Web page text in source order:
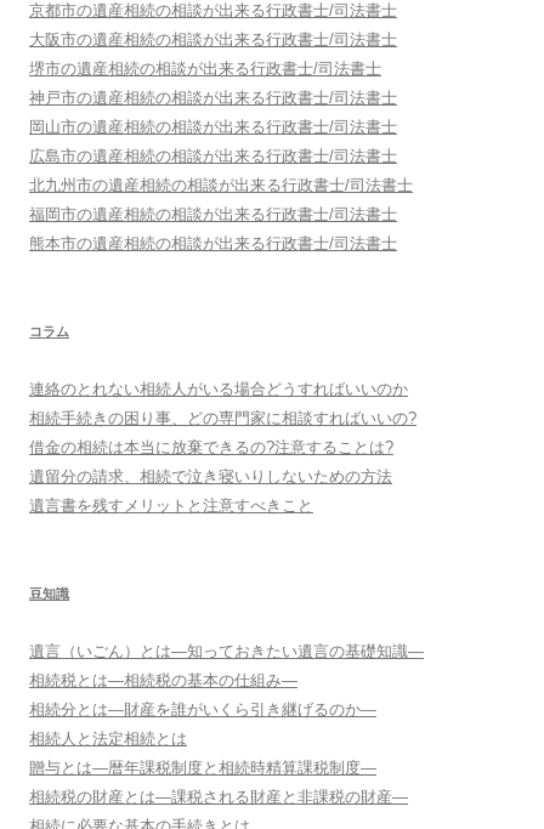
京都市の遺産相続の相談が出来る行政書士/司法書士
大阪市の遺産相続の相談が出来る行政書士/司法書士
堺市の遺産相続の相談が出来る行政書士/司法書士
神戸市の遺産相続の相談が出来る行政書士/司法書士
岡山市の遺産相続の相談が出来る行政書士/司法書士
広島市の遺産相続の相談が出来る行政書士/司法書士
北九州市の遺産相続の相談が出来る行政書士/司法書士
福岡市の遺産相続の相談が出来る行政書士/司法書士
熊本市の遺産相続の相談が出来る行政書士/司法書士
コラム
連絡のとれない相続人がいる場合どうすればいいのか
相続手続きの困り事、どの専門家に相談すればいいの?
借金の相続は本当に放棄できるの?注意することは?
遺留分の請求、相続で泣き寝いりしないための方法
遺言書を残すメリットと注意すべきこと
豆知識
遺言（いごん）とは―知っておきたい遺言の基礎知識―
相続税とは―相続税の基本の仕組み―
相続分とは―財産を誰がいくら引き継げるのか―
相続人と法定相続とは
贈与とは―暦年課税制度と相続時精算課税制度―
相続税の財産とは―課税される財産と非課税の財産―